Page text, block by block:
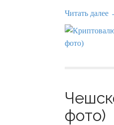
Читать далее
фото)